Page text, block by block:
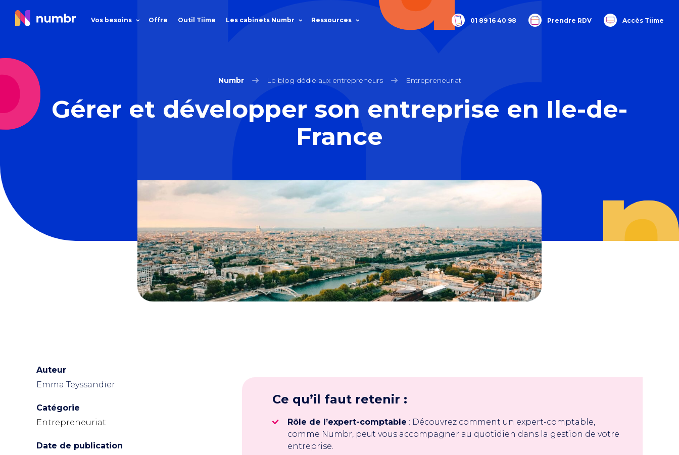
Vos besoins Offre Outil Tiime Les cabinets Numbr Ressources 01 89 16 40 98 Prendre RDV Accès Tiime
Numbr Le blog dédié aux entrepreneurs Entrepreneuriat
Gérer et développer son entreprise en Ile-de-
France
Ce qu’il faut retenir :
Rôle de l’expert-comptable : Découvrez comment un expert-comptable,
comme Numbr, peut vous accompagner au quotidien dans la gestion de votre
entreprise.
Auteur
Emma Teyssandier
Catégorie
Entrepreneuriat
Date de publication